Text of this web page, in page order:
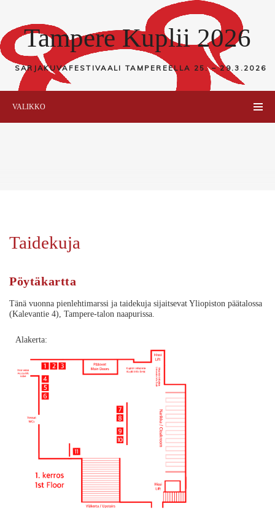
Tampere Kuplii 2026
SARJAKUVAFESTIVAALI TAMPEREELLA 25. – 29.3.2026
VALIKKO
Taidekuja
Pöytäkartta
Tänä vuonna pienlehtimarssi ja taidekuja sijaitsevat Yliopiston päätalossa
(Kalevantie 4), Tampere-talon naapurissa.
Alakerta: